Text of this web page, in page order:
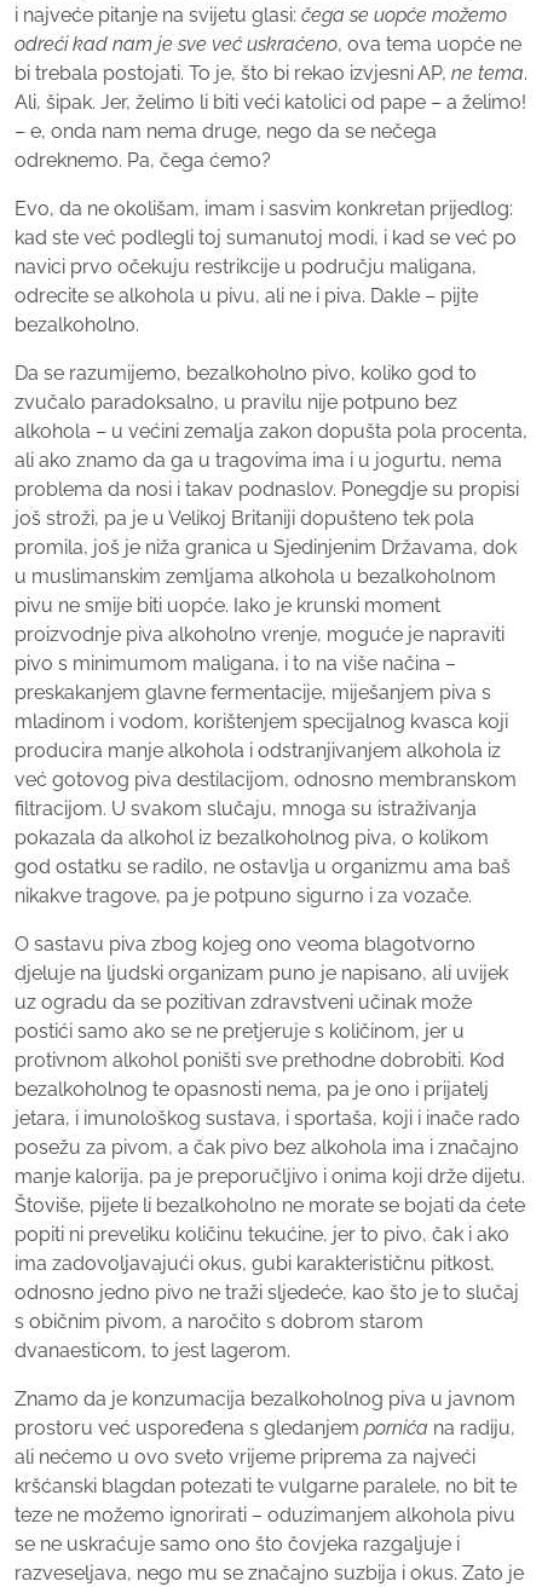
i najveće pitanje na svijetu glasi: čega se uopće možemo
odreći kad nam je sve već uskraćeno, ova tema uopće ne
bi trebala postojati. To je, što bi rekao izvjesni AP, ne tema.
Ali, šipak. Jer, želimo li biti veći katolici od pape – a želimo!
– e, onda nam nema druge, nego da se nečega
odreknemo. Pa, čega ćemo?
Evo, da ne okolišam, imam i sasvim konkretan prijedlog:
kad ste već podlegli toj sumanutoj modi, i kad se već po
navici prvo očekuju restrikcije u području maligana,
odrecite se alkohola u pivu, ali ne i piva. Dakle – pijte
bezalkoholno.
Da se razumijemo, bezalkoholno pivo, koliko god to
zvučalo paradoksalno, u pravilu nije potpuno bez
alkohola – u većini zemalja zakon dopušta pola procenta,
ali ako znamo da ga u tragovima ima i u jogurtu, nema
problema da nosi i takav podnaslov. Ponegdje su propisi
još stroži, pa je u Velikoj Britaniji dopušteno tek pola
promila, još je niža granica u Sjedinjenim Državama, dok
u muslimanskim zemljama alkohola u bezalkoholnom
pivu ne smije biti uopće. Iako je krunski moment
proizvodnje piva alkoholno vrenje, moguće je napraviti
pivo s minimumom maligana, i to na više načina –
preskakanjem glavne fermentacije, miješanjem piva s
mladinom i vodom, korištenjem specijalnog kvasca koji
producira manje alkohola i odstranjivanjem alkohola iz
već gotovog piva destilacijom, odnosno membranskom
filtracijom. U svakom slučaju, mnoga su istraživanja
pokazala da alkohol iz bezalkoholnog piva, o kolikom
god ostatku se radilo, ne ostavlja u organizmu ama baš
nikakve tragove, pa je potpuno sigurno i za vozače.
O sastavu piva zbog kojeg ono veoma blagotvorno
djeluje na ljudski organizam puno je napisano, ali uvijek
uz ogradu da se pozitivan zdravstveni učinak može
postići samo ako se ne pretjeruje s količinom, jer u
protivnom alkohol poništi sve prethodne dobrobiti. Kod
bezalkoholnog te opasnosti nema, pa je ono i prijatelj
jetara, i imunološkog sustava, i sportaša, koji i inače rado
posežu za pivom, a čak pivo bez alkohola ima i značajno
manje kalorija, pa je preporučljivo i onima koji drže dijetu.
Štoviše, pijete li bezalkoholno ne morate se bojati da ćete
popiti ni preveliku količinu tekućine, jer to pivo, čak i ako
ima zadovoljavajući okus, gubi karakterističnu pitkost,
odnosno jedno pivo ne traži sljedeće, kao što je to slučaj
s običnim pivom, a naročito s dobrom starom
dvanaesticom, to jest lagerom.
Znamo da je konzumacija bezalkoholnog piva u javnom
prostoru već uspoređena s gledanjem pornića na radiju,
ali nećemo u ovo sveto vrijeme priprema za najveći
kršćanski blagdan potezati te vulgarne paralele, no bit te
teze ne možemo ignorirati – oduzimanjem alkohola pivu
se ne uskraćuje samo ono što čovjeka razgaljuje i
razveseljava, nego mu se značajno suzbija i okus. Zato je